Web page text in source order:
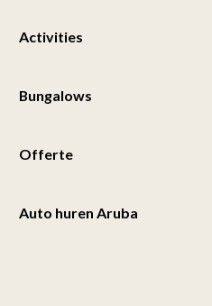
Activities
Bungalows
Offerte
Auto huren Aruba